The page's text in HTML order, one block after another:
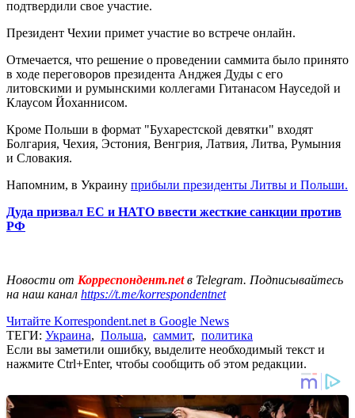
подтвердили свое участие.
Президент Чехии примет участие во встрече онлайн.
Отмечается, что решение о проведении саммита было принято
в ходе переговоров президента Анджея Дуды с его
литовскими и румынскими коллегами Гитанасом Науседой и
Клаусом Йоханнисом.
Кроме Польши в формат "Бухарестской девятки" входят
Болгария, Чехия, Эстония, Венгрия, Латвия, Литва, Румыния
и Словакия.
Напомним, в Украину прибыли президенты Литвы и Польши.
Дуда призвал ЕС и НАТО ввести жесткие санкции против
РФ
Новости от Корреспондент.netв Telegram. Подписывайтесь
на наш канал https://t.me/korrespondentnet
Читайте Korrespondent.net в Google News
ТЕГИ: Украина, Польша, саммит, политика
Если вы заметили ошибку, выделите необходимый текст и
нажмите Ctrl+Enter, чтобы сообщить об этом редакции.